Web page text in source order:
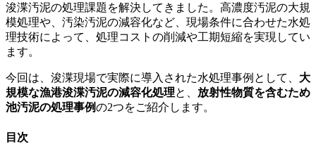
浚渫汚泥の処理課題を解決してきました。高濃度汚泥の大規
模処理や、汚染汚泥の減容化など、現場条件に合わせた水処
理技術によって、処理コストの削減や工期短縮を実現してい
ます。
今回は、浚渫現場で実際に導入された水処理事例として、 大
規模な漁港浚渫汚泥の減容化処理と、 放射性物質を含むため
池汚泥の処理事例の2つをご紹介します。
目次